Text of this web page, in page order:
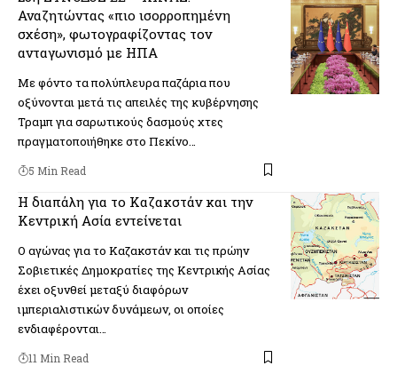
Αναζητώντας «πιο ισορροπημένη
σχέση», φωτογραφίζοντας τον
ανταγωνισμό με ΗΠΑ
Με φόντο τα πολύπλευρα παζάρια που
οξύνονται μετά τις απειλές της κυβέρνησης
Τραμπ για σαρωτικούς δασμούς χτες
πραγματοποιήθηκε στο Πεκίνο…
5 Min Read
Η διαπάλη για το Καζακστάν και την
Κεντρική Ασία εντείνεται
Ο αγώνας για το Καζακστάν και τις πρώην
Σοβιετικές Δημοκρατίες της Κεντρικής Ασίας
έχει οξυνθεί μεταξύ διαφόρων
ιμπεριαλιστικών δυνάμεων, οι οποίες
ενδιαφέρονται…
11 Min Read